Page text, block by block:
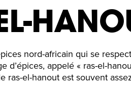
nord-africain qui se
d’épices, appelé « ras-el-
ras-el-hanout est souvent